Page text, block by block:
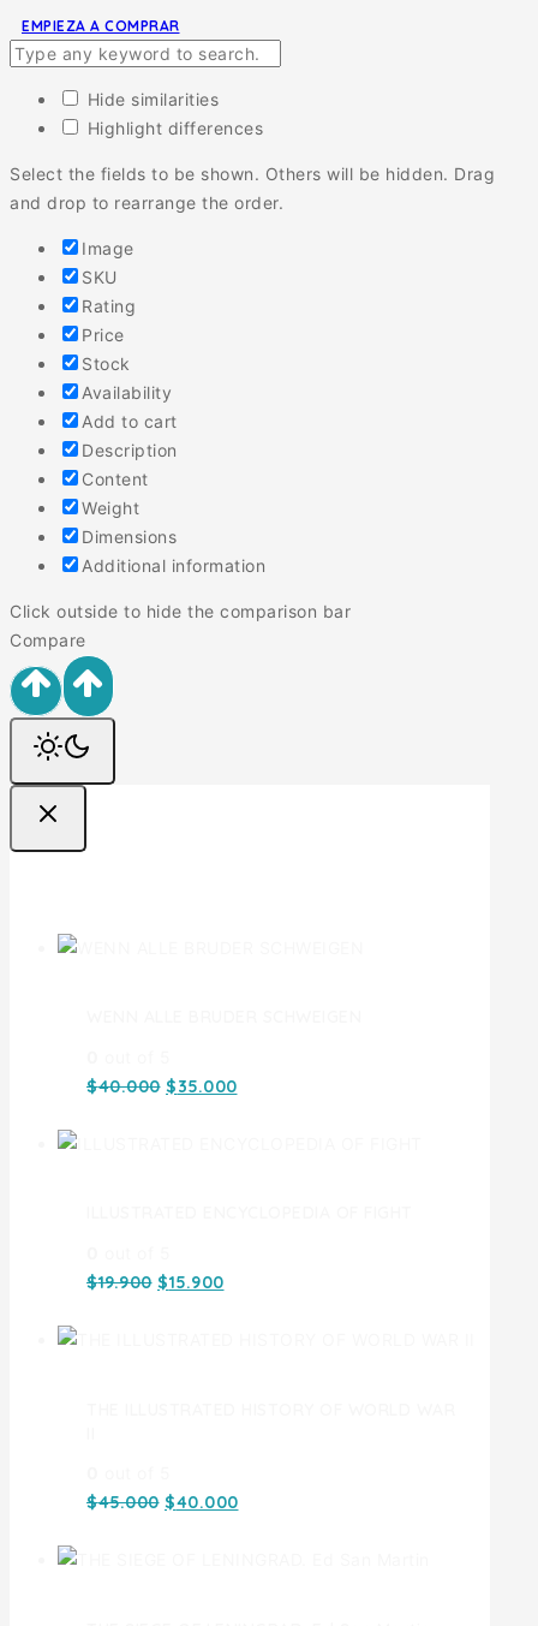
EMPIEZA A COMPRAR
Hide similarities
Highlight differences
Select the fields to be shown. Others will be hidden. Drag
and drop to rearrange the order.
Image
SKU
Rating
Price
Stock
Availability
Add to cart
Description
Content
Weight
Dimensions
Additional information
Click outside to hide the comparison bar
Compare
$40.000 $35.000
$19.900 $15.900
$45.000 $40.000